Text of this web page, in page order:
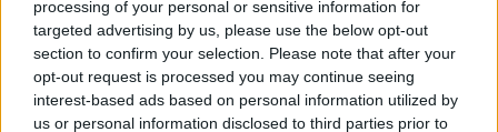
processing of your personal or sensitive information for
targeted advertising by us, please use the below opt-out
section to confirm your selection. Please note that after your
opt-out request is processed you may continue seeing
interest-based ads based on personal information utilized by
us or personal information disclosed to third parties prior to
Quando arrivano da lontano, tutti gli sguardi maschili si spostano,
seguiti anche da qualche sguardo femminile, predisposto all’invidia.
Solo quando sono molto vicine, si nota negli osservatori un’ombra
di delusione; la vicinanza fa da zoom sui corpi e sui volti e mette in
mostra quello che non ti saresti aspettato da quei profili di teen-
ager. Le due ragazze hanno sicuramente più di settant’anni.»